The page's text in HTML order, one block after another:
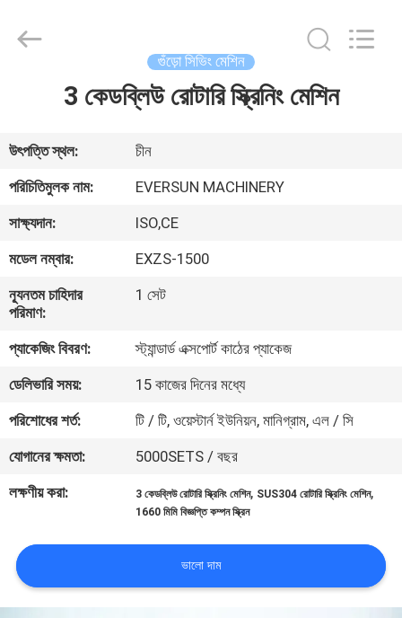
পণ্য
VR
আমাদের
কারখানা
ভ্রমণ
মান
যোগাযোগ
করুন
গুঁড়ো সিভিং মেশিন
3 কেডব্লিউ রোটারি স্ক্রিনিং মেশিন
উৎপত্তি স্থল:
চীন
পরিচিতিমুলক নাম:
EVERSUN MACHINERY
সাক্ষ্যদান:
ISO,CE
মডেল নম্বার:
EXZS-1500
ন্যূনতম চাহিদার
পরিমাণ:
1 সেট
প্যাকেজিং বিবরণ:
স্ট্যান্ডার্ড এক্সপোর্ট কাঠের প্যাকেজ
ডেলিভারি সময়:
15 কাজের দিনের মধ্যে
পরিশোধের শর্ত:
টি / টি, ওয়েস্টার্ন ইউনিয়ন, মানিগ্রাম, এল / সি
যোগানের ক্ষমতা:
5000SETS / বছর
লক্ষণীয় করা:
3 কেডব্লিউ রোটারি স্ক্রিনিং মেশিন, SUS304 রোটারি স্ক্রিনিং মেশিন,
1660 মিমি বিজ্ঞপ্তি কম্পন স্ক্রিন
ভালো দাম